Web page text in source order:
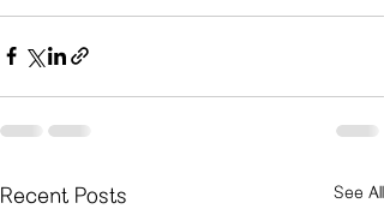
Recent Posts See All